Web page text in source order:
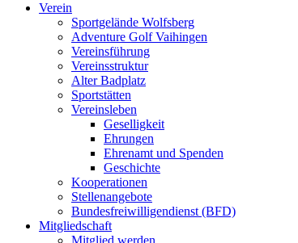
Verein
Sportgelände Wolfsberg
Adventure Golf Vaihingen
Vereinsführung
Vereinsstruktur
Alter Badplatz
Sportstätten
Vereinsleben
Geselligkeit
Ehrungen
Ehrenamt und Spenden
Geschichte
Kooperationen
Stellenangebote
Bundesfreiwilligendienst (BFD)
Mitgliedschaft
Mitglied werden